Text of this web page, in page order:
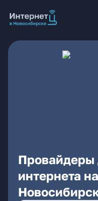
Провайдеры
интернета